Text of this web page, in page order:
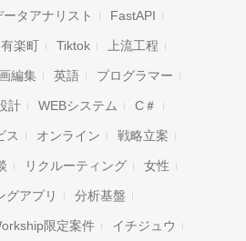
ータアナリスト FastAPI
有楽町 Tiktok 上流工程
編集 英語 プログラマー
計 WEBシステム C＃
ス オンライン 戦略立案
リクルーティング 女性
グアプリ 分析基盤
限定案件 イチジュウ